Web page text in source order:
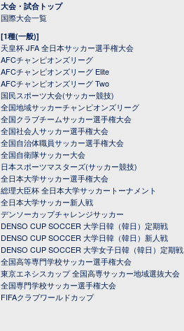
大会・試合トップ
国際大会一覧
[1種(一般)]
天皇杯 JFA 全日本サッカー選手権大会
AFCチャンピオンズリーグ
AFCチャンピオンズリーグ Elite
AFCチャンピオンズリーグ Two
国民スポーツ大会(サッカー競技)
全国地域サッカーチャンピオンズリーグ
全国クラブチームサッカー選手権大会
全国社会人サッカー選手権大会
全国自治体職員サッカー選手権大会
全国自衛隊サッカー大会
日本スポーツマスターズ(サッカー競技)
全日本大学サッカー選手権大会
総理大臣杯 全日本大学サッカートーナメント
全日本大学サッカー新人戦
デンソーカップチャレンジサッカー
DENSO CUP SOCCER 大学日韓（韓日）定期戦
DENSO CUP SOCCER 大学日韓（韓日）新人戦
DENSO CUP SOCCER 大学女子日韓（韓日）定期戦
全国高等専門学校サッカー選手権大会
東京エネシスカップ 全国高専サッカー地域選抜大会
全国専門学校サッカー選手権大会
FIFAクラブワールドカップ